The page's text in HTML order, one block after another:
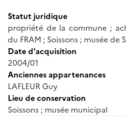
Statut juridique
propriété de la commune ;
du FRAM ; Soissons ; musée de
Date d'acquisition
2004/01
Anciennes appartenances
LAFLEUR Guy
Lieu de conservation
Soissons ; musée municipal